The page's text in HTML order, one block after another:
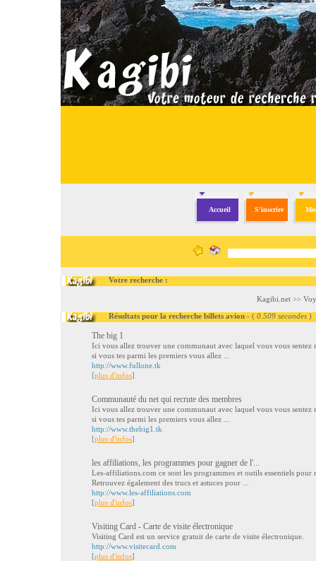
Accueil S'inscrire
Votre recherche :
Kagibi.net >>
Résultats pour la recherche billets avion - ( 0.509 secondes )
The big 1
Ici vous allez trouver une communaut avec laquel vous vous sentez
si vous tes parmi les premiers vous allez ...
http://www.fullone.tk
[plus d'infos]
Communauté du net qui recrute des membres
Ici vous allez trouver une communaut avec laquel vous vous sentez
si vous tes parmi les premiers vous allez ...
http://www.thebig1.tk
[plus d'infos]
les affiliations, les programmes pour gagner de l'...
Les-affiliations.com ce sont les programmes et outils essentiels
Retrouvez également des trucs et astuces pour ...
http://www.les-affiliations.com
[plus d'infos]
Visiting Card - Carte de visite électronique
Visiting Card est un service gratuit de carte de visite électronique.
http://www.visitecard.com
[plus d'infos]